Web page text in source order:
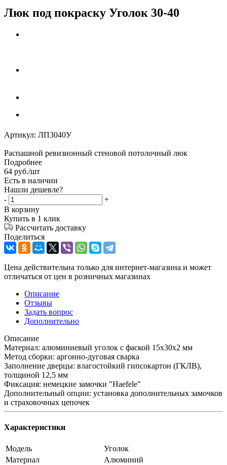
Люк под покраску Уголок 30-40
Артикул: ЛП3040У
Распашной ревизионный стеновой потолочный люк
Подробнее
64 руб./шт
Есть в наличии
Нашли дешевле?
-
+
В корзину
Купить в 1 клик
Рассчитать доставку
Поделиться
Цена действительна только для интернет-магазина и может
отличаться от цен в розничных магазинах
Описание
Отзывы
Задать вопрос
Дополнительно
Описание
Материал: алюминиевый уголок с фаской 15х30х2 мм
Метод сборки: аргонно-дуговая сварка
Заполнение дверцы: влагостойкий гипсокартон (ГКЛВ),
толщиной 12,5 мм
Фиксация: немецкие замочки "Haefele"
Дополнительный опции: установка дополнительных замочков
и страховочных цепочек
Характеристики
Модель
Уголок
Материал
Алюминий